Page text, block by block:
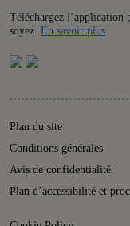
Téléchargez l’application
soyez. En savoir plusDetails
Plan du site
Conditions générales
Avis de confidentialité
Plan d’accessibilité et